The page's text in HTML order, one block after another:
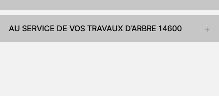
AU SERVICE DE VOS TRAVAUX D’ARBRE 14600